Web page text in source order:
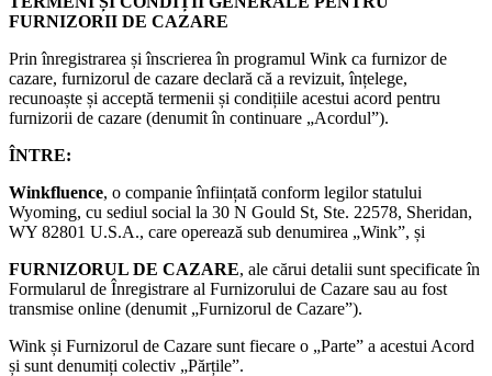
FURNIZORII DE CAZARE
Prin înregistrarea și înscrierea în programul Wink ca furnizor de
cazare, furnizorul de cazare declară că a revizuit, înțelege,
recunoaște și acceptă termenii și condițiile acestui acord pentru
furnizorii de cazare (denumit în continuare „Acordul”).
ÎNTRE:
Winkfluence, o companie înființată conform legilor statului
Wyoming, cu sediul social la 30 N Gould St, Ste. 22578, Sheridan,
WY 82801 U.S.A., care operează sub denumirea „Wink”, și
FURNIZORUL DE CAZARE, ale cărui detalii sunt specificate în
Formularul de Înregistrare al Furnizorului de Cazare sau au fost
transmise online (denumit „Furnizorul de Cazare”).
Wink și Furnizorul de Cazare sunt fiecare o „Parte” a acestui Acord
și sunt denumiți colectiv „Părțile”.